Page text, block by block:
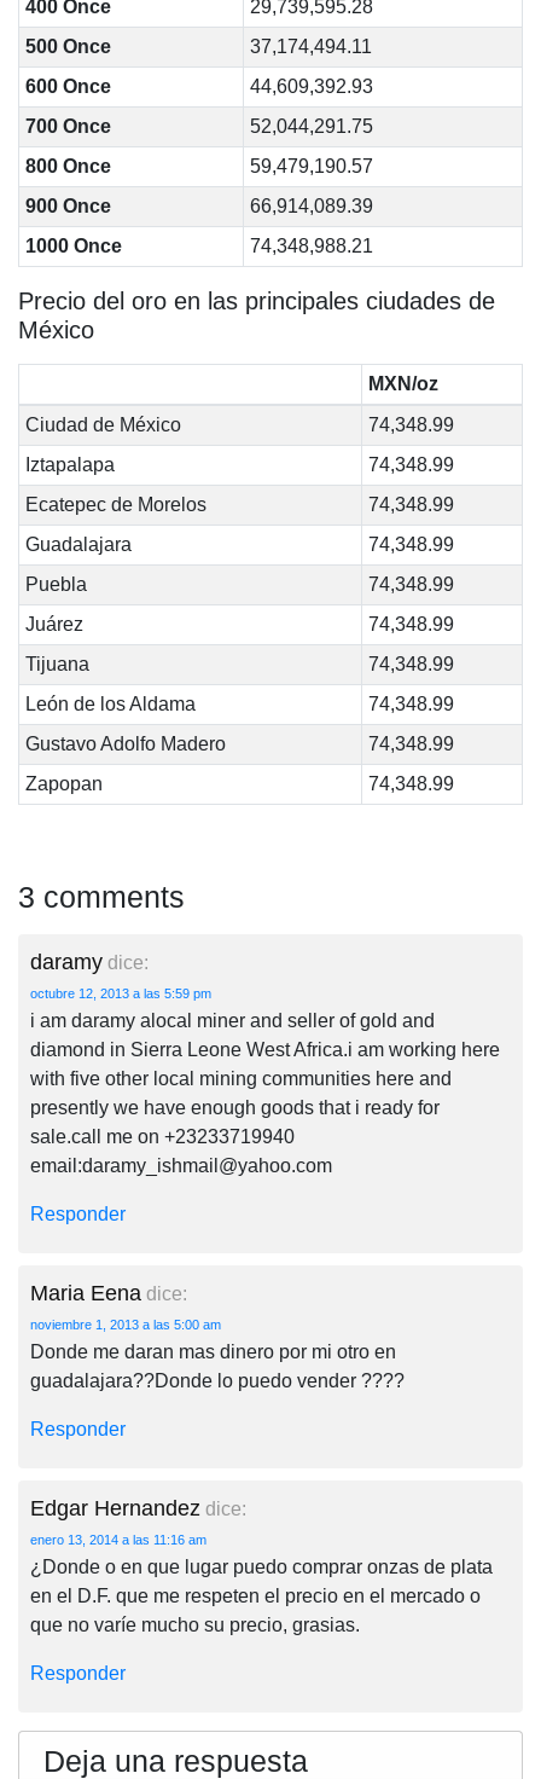
400 Once
29,739,595.28
500 Once
37,174,494.11
600 Once
44,609,392.93
700 Once
52,044,291.75
800 Once
59,479,190.57
900 Once
66,914,089.39
1000 Once
74,348,988.21
Precio del oro en las principales ciudades de
México
MXN/oz
Ciudad de México
74,348.99
Iztapalapa
74,348.99
Ecatepec de Morelos
74,348.99
Guadalajara
74,348.99
Puebla
74,348.99
Juárez
74,348.99
Tijuana
74,348.99
León de los Aldama
74,348.99
Gustavo Adolfo Madero
74,348.99
Zapopan
74,348.99
3 comments
daramy dice:
octubre 12, 2013 a las 5:59 pm
i am daramy alocal miner and seller of gold and
diamond in Sierra Leone West Africa.i am working here
with five other local mining communities here and
presently we have enough goods that i ready for
sale.call me on +23233719940
email:daramy_ishmail@yahoo.com
Responder
Maria Eena dice:
noviembre 1, 2013 a las 5:00 am
Donde me daran mas dinero por mi otro en
guadalajara??Donde lo puedo vender ????
Responder
Edgar Hernandez dice:
enero 13, 2014 a las 11:16 am
¿Donde o en que lugar puedo comprar onzas de plata
en el D.F. que me respeten el precio en el mercado o
que no varíe mucho su precio, grasias.
Responder
Deja una respuesta